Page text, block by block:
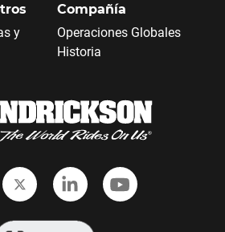
y
Compañía
Operaciones Globales
Historia
Hendrickson on
Follow Hendrickson on
FollowFollow